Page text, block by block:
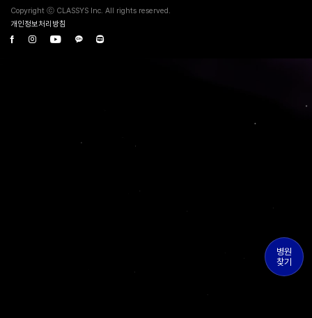
Copyright ⓒ CLASSYS Inc. All rights reserved.
개인정보처리방침
병원
찾기